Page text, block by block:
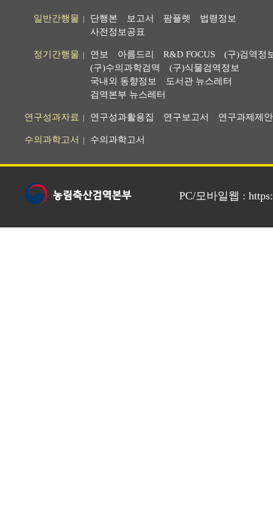
일반간행물 단행본 보고서 팜플렛
법령정보
사전정보공표
정기간행물 연보 아름드리 R&D FOCUS
(구)검역정
(구)수의과학검역
(구)식물검역정보
국내외 동향정보
도서관 뉴스레터
검역본부 뉴스레터
연구성과자료 연구성과활용집 연구보고서 연구과제제
수의과학고서 수의과학고서
PC/모바일웹 :